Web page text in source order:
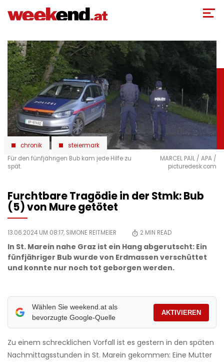
zum
chronik
steiermark
Für den fünfjährigen Bub kam jede Hilfe zu
spät.
MARCEL PAIL / APA /
picturedesk.com
Furchtbare Tragödie in der Stmk: Bub
(5) von Mure getötet
13.06.2024 UM 08:17, SIMONE REITMEIER 2 MIN READ
In St. Marein nahe Graz ist ein Hang abgerutscht: Ein
fünfjähriger Bub wurde von Erdmassen verschüttet
und konnte nur noch tot geborgen werden.
Wählen Sie weekend.at als
bevorzugte Google-Quelle
AKTIVIEREN
Zu einem schrecklichen Vorfall ist es gestern in den späten
Nachmittagsstunden in St. Marein gekommen: Eine Mutter